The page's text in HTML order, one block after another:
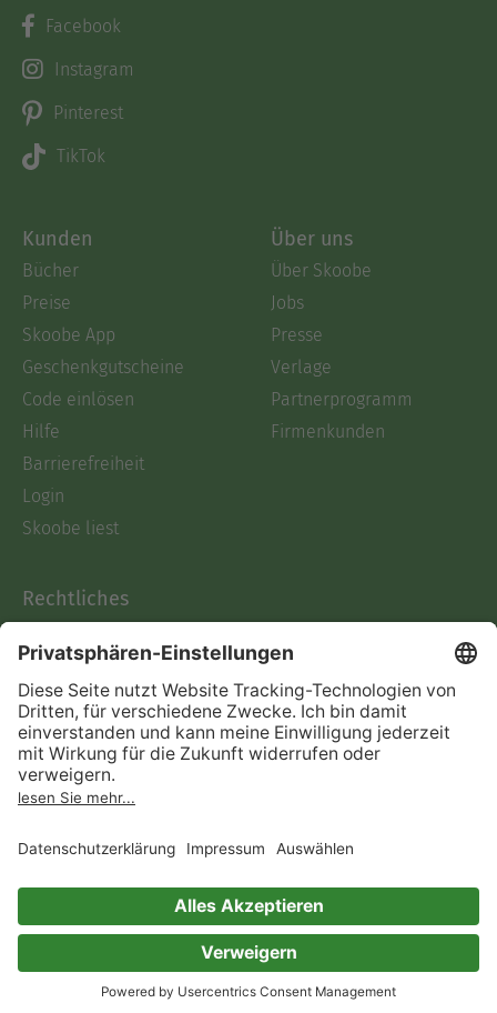
Facebook
Instagram
Pinterest
TikTok
Kunden
Bücher
Preise
Skoobe App
Geschenkgutscheine
Code einlösen
Hilfe
Barrierefreiheit
Login
Skoobe liest
Über uns
Über Skoobe
Jobs
Presse
Verlage
Partnerprogramm
Firmenkunden
Rechtliches
AGB
Informationen nach Data
Act
Verträge hier kündigen
Impressum
Immer ein gutes Buch